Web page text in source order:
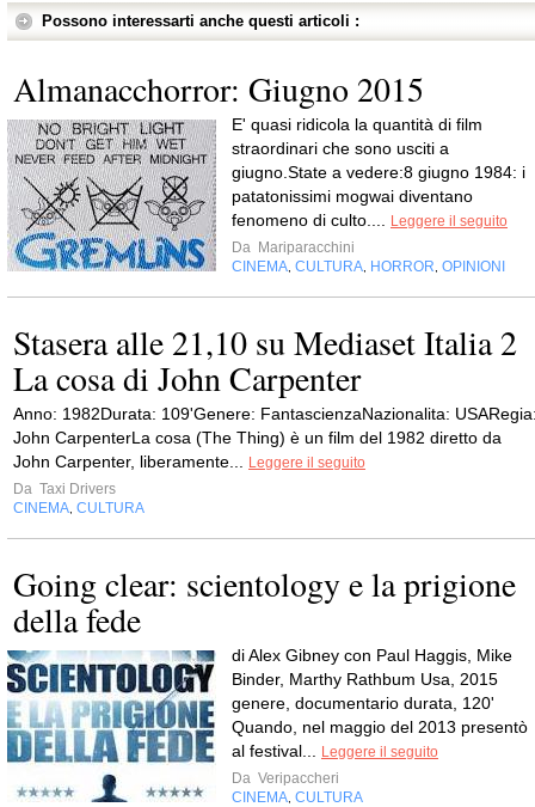
Possono interessarti anche questi articoli :
Almanacchorror: Giugno 2015
E' quasi ridicola la quantità di film
straordinari che sono usciti a
giugno.State a vedere:8 giugno 1984: i
patatonissimi mogwai diventano
fenomeno di culto....
Leggere il seguito
Da Mariparacchini
CINEMA CULTURA HORROR OPINIONI
Stasera alle 21,10 su Mediaset Italia 2
La cosa di John Carpenter
Anno: 1982Durata: 109'Genere: FantascienzaNazionalita:
John CarpenterLa cosa (The Thing) è un film del 1982 diretto da
John Carpenter, liberamente...
Leggere il seguito
Da Taxi Drivers
CINEMA CULTURA
Going clear: scientology e la prigione
della fede
di Alex Gibney con Paul Haggis, Mike
Binder, Marthy Rathbum Usa, 2015
genere, documentario durata, 120'
Quando, nel maggio del 2013 presentò
al festival...
Leggere il seguito
Da Veripaccheri
CINEMA CULTURA